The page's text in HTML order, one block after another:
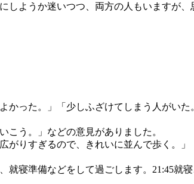
ようか迷いつつ、両方の人もいますが
った。」「少しふざけてしまう人がいた
こう。」などの意見がありました。
りすぎるので、きれいに並んで歩く。
寝準備などをして過ごします。21:45就